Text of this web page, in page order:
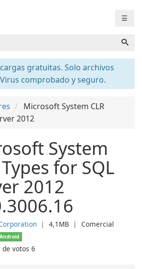
☰
gratuitas. Solo archivos
comprobado y seguro.
Microsoft System CLR
2012
System
Types for SQL
2012
❘ 4,1MB ❘ Comercial
Android
de votos 6